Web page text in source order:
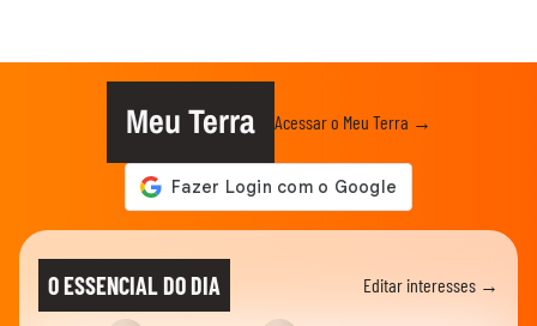
Meu Terra Acessar o Meu Terra →
O ESSENCIAL DO DIA Editar interesses →